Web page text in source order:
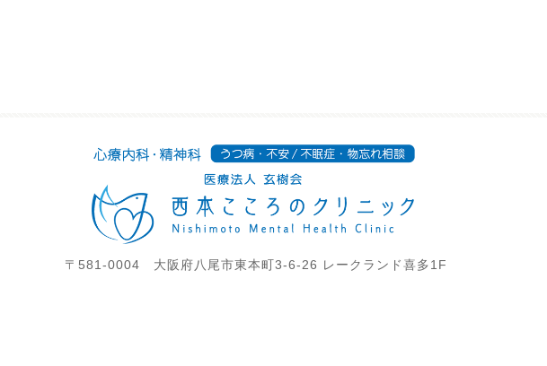
〒581-0004 大阪府八尾市東本町3-6-26 レークランド喜多1F